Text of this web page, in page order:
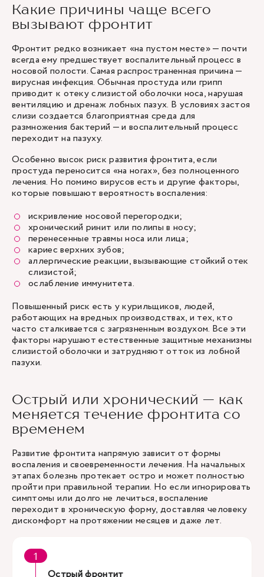
Какие причины чаще всего
вызывают фронтит
Фронтит редко возникает «на пустом месте» — почти
всегда ему предшествует воспалительный процесс в
носовой полости. Самая распространенная причина —
вирусная инфекция. Обычная простуда или грипп
приводит к отеку слизистой оболочки носа, нарушая
вентиляцию и дренаж лобных пазух. В условиях застоя
слизи создается благоприятная среда для
размножения бактерий — и воспалительный процесс
переходит на пазуху.
Особенно высок риск развития фронтита, если
простуда переносится «на ногах», без полноценного
лечения. Но помимо вирусов есть и другие факторы,
которые повышают вероятность воспаления:
искривление носовой перегородки;
хронический ринит или полипы в носу;
перенесенные травмы носа или лица;
кариес верхних зубов;
аллергические реакции, вызывающие стойкий отек
слизистой;
ослабление иммунитета.
Повышенный риск есть у курильщиков, людей,
работающих на вредных производствах, и тех, кто
часто сталкивается с загрязненным воздухом. Все эти
факторы нарушают естественные защитные механизмы
слизистой оболочки и затрудняют отток из лобной
пазухи.
Острый или хронический — как
меняется течение фронтита со
временем
Развитие фронтита напрямую зависит от формы
воспаления и своевременности лечения. На начальных
этапах болезнь протекает остро и может полностью
пройти при правильной терапии. Но если игнорировать
симптомы или долго не лечиться, воспаление
переходит в хроническую форму, доставляя человеку
дискомфорт на протяжении месяцев и даже лет.